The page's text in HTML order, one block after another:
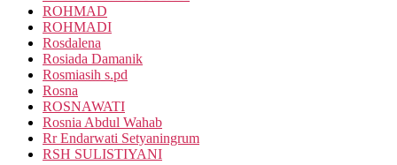
ROHMAD
ROHMADI
Rosdalena
Rosiada Damanik
Rosmiasih s.pd
Rosna
ROSNAWATI
Rosnia Abdul Wahab
Rr Endarwati Setyaningrum
RSH SULISTIYANI